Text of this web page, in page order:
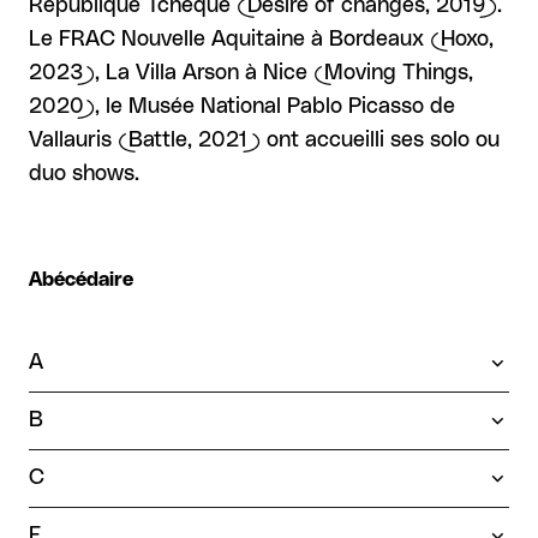
République Tchèque (Desire of changes, 2019).
Le FRAC Nouvelle Aquitaine à Bordeaux (Hoxo,
2023), La Villa Arson à Nice (Moving Things,
2020), le Musée National Pablo Picasso de
Vallauris (Battle, 2021) ont accueilli ses solo ou
duo shows.
Abécédaire
A
B
C